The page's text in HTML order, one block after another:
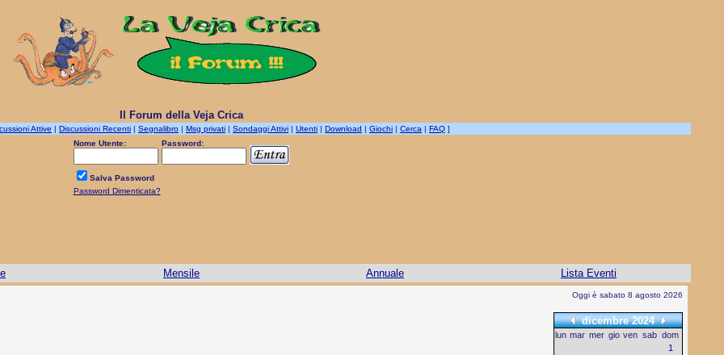
Il Forum della Veja Crica
Attive | Discussioni Recenti | Segnalibro | Msg privati | Sondaggi Attivi | Utenti | Download | Giochi | Cerca | FAQ ]
Nome Utente:
Password:
Salva Password
Password Dimenticata?
Mensile Annuale Lista Eventi
Oggi è sabato 8 agosto 2026
dicembre 2024
lun mar mer gio ven sab dom
1